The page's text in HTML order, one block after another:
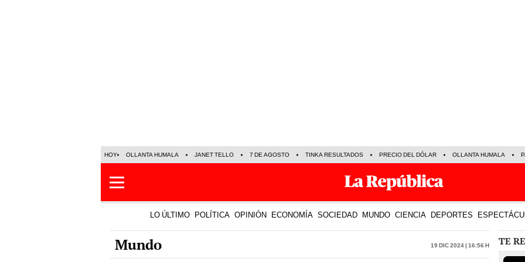
HOY OLLANTA HUMALA JANET TELLO 7 DE AGOSTO TINKA RESULTADOS PRECIO DEL DÓLAR OLLANTA HUMALA
LO ÚLTIMO POLÍTICA OPINIÓN ECONOMÍA SOCIEDAD MUNDO CIENCIA DEPORTES
Mundo 19 Dic 2024 | 16:56 h TE